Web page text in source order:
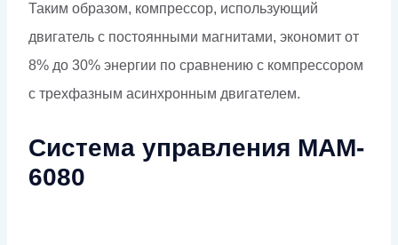
Таким образом, компрессор, использующий
двигатель с постоянными магнитами, экономит от
8% до 30% энергии по сравнению с компрессором
с трехфазным асинхронным двигателем.
Система управления MAM-
6080